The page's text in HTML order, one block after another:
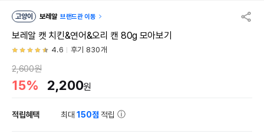
고양이 보레알 브랜드관 이동
보레알 캣 치킨&연어&오리 캔 80g 모아보기
4.6 후기 830개
2,600원
15% 2,200원
적립혜택 최대150점 적립